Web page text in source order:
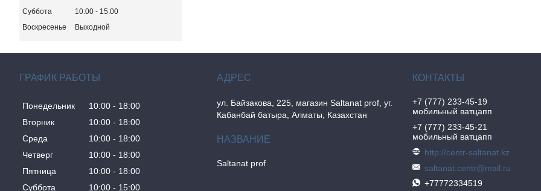
Суббота
10:00
15:00
Воскресенье
Выходной
ГРАФИК РАБОТЫ
Понедельник 10:00
18:00
Вторник
10:00
18:00
Среда
10:00
18:00
Четверг
10:00
18:00
Пятница
10:00
18:00
Суббота
10:00 15:00
ул. Байзакова, 225, магазин Saltanat prof, уг.
Кабанбай батыра, Алматы, Казахстан
Saltanat prof
+7 (777) 233-45-19
мобильный ватцапп
+7 (777) 233-45-21
мобильный ватцапп
http://centr-saltanat.kz
saltanat.centr@mail.ru
+77772334519